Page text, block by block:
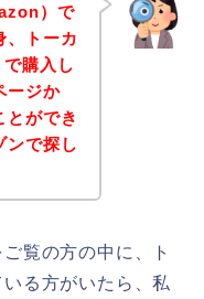
）で
、トーカ
購入し
ージか
とができ
ンで探し
覧の方の中に、ト
る方がいたら、私